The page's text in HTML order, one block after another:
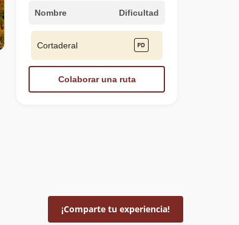
Nombre Dificultad
Cortaderal
Colaborar una ruta
¡Comparte tu experiencia!